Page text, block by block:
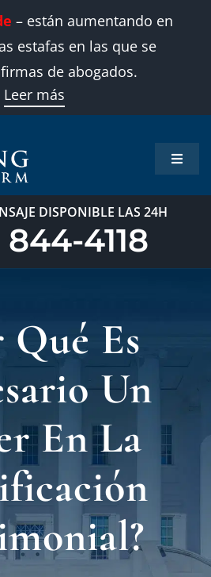
– están aumentando en
estafas en las que se
de abogados.
Leer más
Toggle
Inicio
Blog
DISPONIBLE LAS 24H
4118
Qué Es
Un
En La